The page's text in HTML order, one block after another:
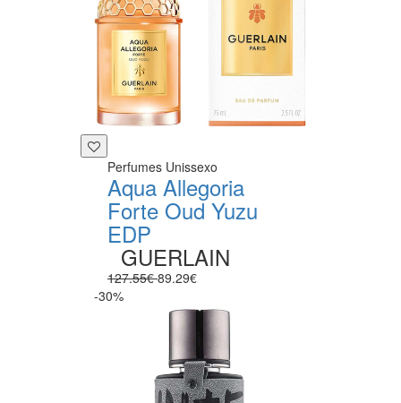
Perfumes Unissexo
Aqua Allegoria
Forte Oud Yuzu
EDP
GUERLAIN
127.55€89.29€
-30%